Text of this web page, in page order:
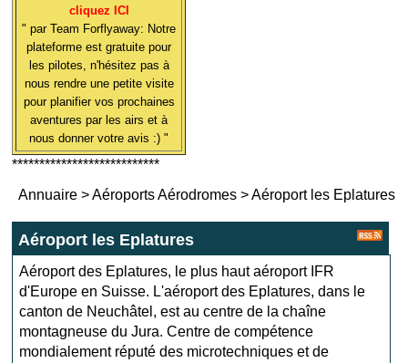
cliquez ICI
" par Team Forflyaway: Notre
plateforme est gratuite pour
les pilotes, n'hésitez pas à
nous rendre une petite visite
pour planifier vos prochaines
aventures par les airs et à
nous donner votre avis :) "
***************************
Annuaire >Aéroports Aérodromes >Aéroport les Eplatures
Aéroport les Eplatures
Aéroport des Eplatures, le plus haut aéroport IFR
d'Europe en Suisse. L'aéroport des Eplatures, dans le
canton de Neuchâtel, est au centre de la chaîne
montagneuse du Jura. Centre de compétence
mondialement réputé des microtechniques et de